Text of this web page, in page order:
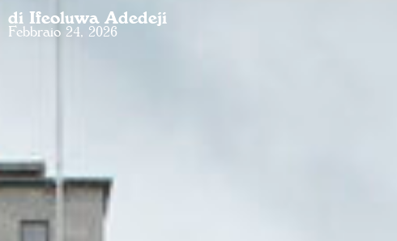
di Ifeoluwa Adedeji
Febbraio 24, 2026